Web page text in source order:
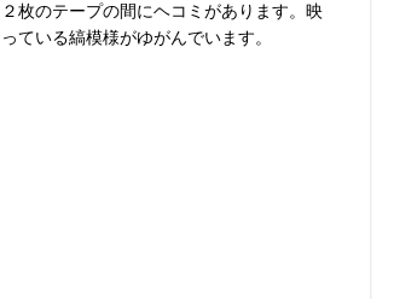
２枚のテープの間にヘコミがあります。映
っている縞模様がゆがんでいます。